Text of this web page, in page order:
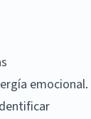
emocional.